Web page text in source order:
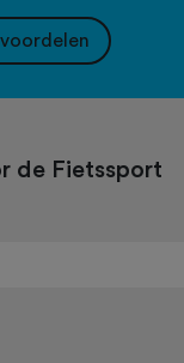
de Fietssport